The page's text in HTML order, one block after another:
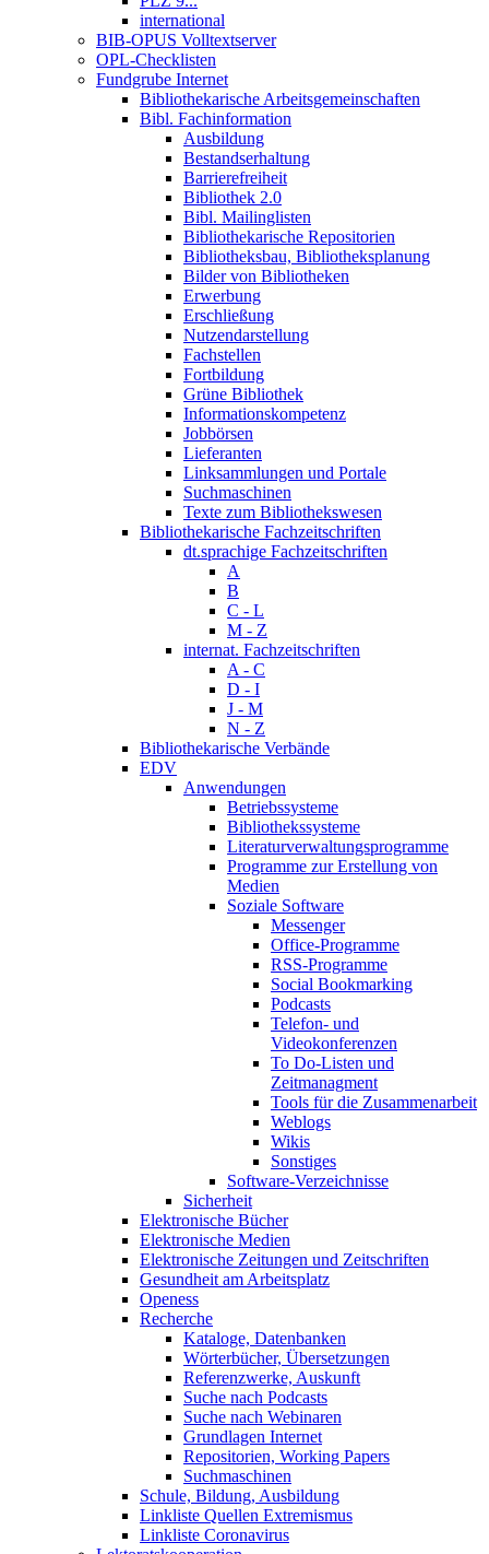
international
BIB-OPUS Volltextserver
OPL-Checklisten
Fundgrube Internet
Bibliothekarische Arbeitsgemeinschaften
Bibl. Fachinformation
Ausbildung
Bestandserhaltung
Barrierefreiheit
Bibliothek 2.0
Bibl. Mailinglisten
Bibliothekarische Repositorien
Bibliotheksbau, Bibliotheksplanung
Bilder von Bibliotheken
Erwerbung
Erschließung
Nutzendarstellung
Fachstellen
Fortbildung
Grüne Bibliothek
Informationskompetenz
Jobbörsen
Lieferanten
Linksammlungen und Portale
Suchmaschinen
Texte zum Bibliothekswesen
Bibliothekarische Fachzeitschriften
dt.sprachige Fachzeitschriften
A
B
C - L
M - Z
internat. Fachzeitschriften
A - C
D - I
J - M
N - Z
Bibliothekarische Verbände
EDV
Anwendungen
Betriebssysteme
Bibliothekssysteme
Literaturverwaltungsprogramme
Programme zur Erstellung von
Medien
Soziale Software
Messenger
Office-Programme
RSS-Programme
Social Bookmarking
Podcasts
Telefon- und
Videokonferenzen
To Do-Listen und
Zeitmanagment
Tools für die Zusammenarbeit
Weblogs
Wikis
Sonstiges
Software-Verzeichnisse
Sicherheit
Elektronische Bücher
Elektronische Medien
Elektronische Zeitungen und Zeitschriften
Gesundheit am Arbeitsplatz
Openess
Recherche
Kataloge, Datenbanken
Wörterbücher, Übersetzungen
Referenzwerke, Auskunft
Suche nach Podcasts
Suche nach Webinaren
Grundlagen Internet
Repositorien, Working Papers
Suchmaschinen
Schule, Bildung, Ausbildung
Linkliste Quellen Extremismus
Linkliste Coronavirus